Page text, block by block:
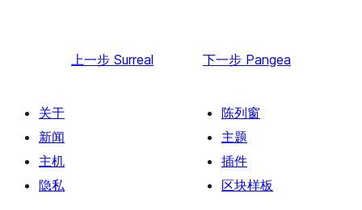
上一步 Surreal 下一步 Pangea
关于
新闻
主机
隐私
陈列窗
主题
插件
区块样板